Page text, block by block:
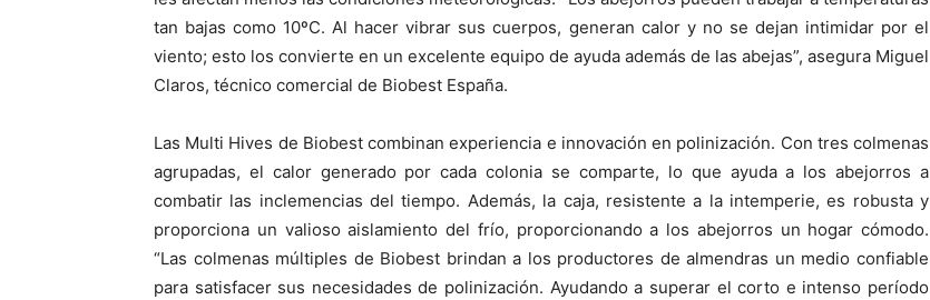
tan bajas como 10ºC. Al hacer vibrar sus cuerpos, generan calor y no se dejan intimidar por el
viento; esto los convierte en un excelente equipo de ayuda además de las abejas”, asegura Miguel
Claros, técnico comercial de Biobest España.
Las Multi Hives de Biobest combinan experiencia e innovación en polinización. Con tres colmenas
agrupadas, el calor generado por cada colonia se comparte, lo que ayuda a los abejorros a
combatir las inclemencias del tiempo. Además, la caja, resistente a la intemperie, es robusta y
proporciona un valioso aislamiento del frío, proporcionando a los abejorros un hogar cómodo.
“Las colmenas múltiples de Biobest brindan a los productores de almendras un medio confiable
para satisfacer sus necesidades de polinización. Ayudando a superar el corto e intenso período